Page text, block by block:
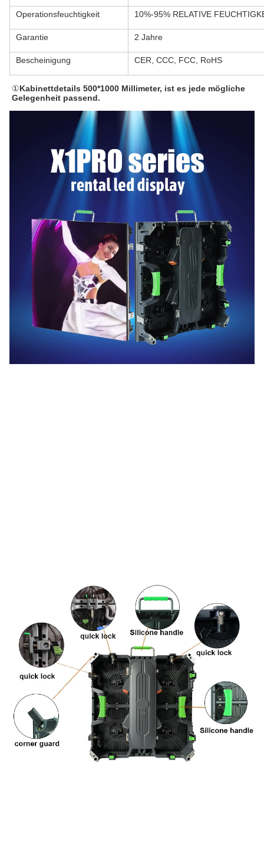
Operationsfeuchtigkeit 10%-95% RELATIVE
Garantie 2 Jahre
Bescheinigung CER, CCC, FCC, RoHS
①Kabinettdetails 500*1000 Millimeter, ist es jede mögliche
Gelegenheit passend.